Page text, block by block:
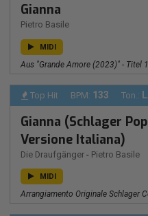
Gianna
Pietro Basile
MIDI
Aus "Grande Amore (2023)" - Titel
Top Hit BPM: 133 Ton.:
Gianna (Schlager
Versione Italiana)
Die Draufgänger - Pietro Basile
MIDI
Arrangiamento Originale Schlager